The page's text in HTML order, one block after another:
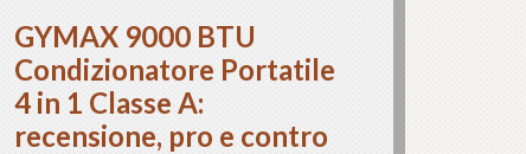
GYMAX 9000 BTU
Condizionatore Portatile
4 in 1 Classe A:
recensione, pro e contro